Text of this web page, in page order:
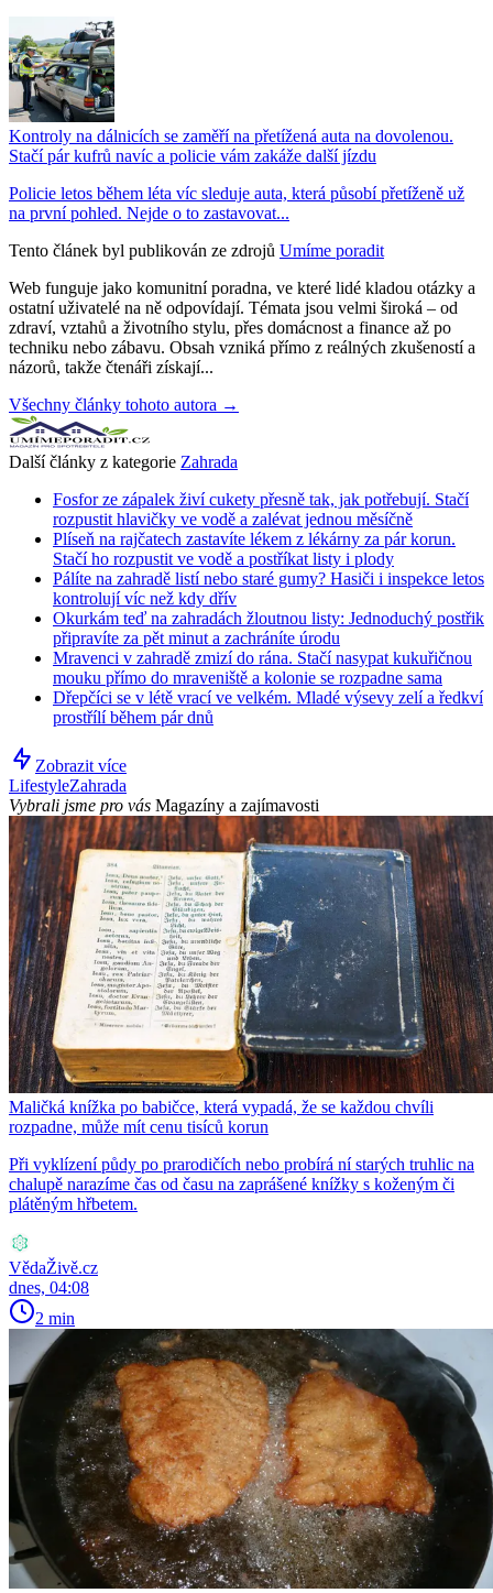
Kontroly na dálnicích se zaměří na přetížená auta na dovolenou.
Stačí pár kufrů navíc a policie vám zakáže další jízdu
Policie letos během léta víc sleduje auta, která působí přetíženě už
na první pohled. Nejde o to zastavovat...
Tento článek byl publikován ze zdrojů Umíme poradit
Web funguje jako komunitní poradna, ve které lidé kladou otázky a
ostatní uživatelé na ně odpovídají. Témata jsou velmi široká – od
zdraví, vztahů a životního stylu, přes domácnost a finance až po
techniku nebo zábavu. Obsah vzniká přímo z reálných zkušeností a
názorů, takže čtenáři získají...
Všechny články tohoto autora →
Další články z kategorie Zahrada
Fosfor ze zápalek živí cukety přesně tak, jak potřebují. Stačí
rozpustit hlavičky ve vodě a zalévat jednou měsíčně
Plíseň na rajčatech zastavíte lékem z lékárny za pár korun.
Stačí ho rozpustit ve vodě a postříkat listy i plody
Pálíte na zahradě listí nebo staré gumy? Hasiči i inspekce letos
kontrolují víc než kdy dřív
Okurkám teď na zahradách žloutnou listy: Jednoduchý postřik
připravíte za pět minut a zachráníte úrodu
Mravenci v zahradě zmizí do rána. Stačí nasypat kukuřičnou
mouku přímo do mraveniště a kolonie se rozpadne sama
Dřepčíci se v létě vrací ve velkém. Mladé výsevy zelí a ředkví
prostřílí během pár dnů
Zobrazit více
LifestyleZahrada
Vybrali jsme pro vás Magazíny a zajímavosti
Maličká knížka po babičce, která vypadá, že se každou chvíli
rozpadne, může mít cenu tisíců korun
Při vyklízení půdy po prarodičích nebo probírá ní starých truhlic na
chalupě narazíme čas od času na zaprášené knížky s koženým či
plátěným hřbetem.
VědaŽivě.cz
dnes, 04:08
2 min